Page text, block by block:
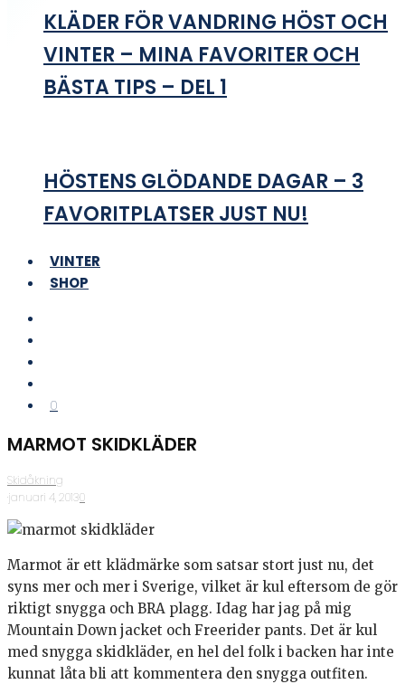
KLÄDER FÖR VANDRING HÖST OCH
VINTER – MINA FAVORITER OCH
BÄSTA TIPS – DEL 1
HÖSTENS GLÖDANDE DAGAR – 3
FAVORITPLATSER JUST NU!
VINTER
SHOP
0
MARMOT SKIDKLÄDER
Skidåkning
·januari 4, 2013·0
Marmot är ett klädmärke som satsar stort just nu, det
syns mer och mer i Sverige, vilket är kul eftersom de gör
riktigt snygga och BRA plagg. Idag har jag på mig
Mountain Down jacket och Freerider pants. Det är kul
med snygga skidkläder, en hel del folk i backen har inte
kunnat låta bli att kommentera den snygga outfiten.